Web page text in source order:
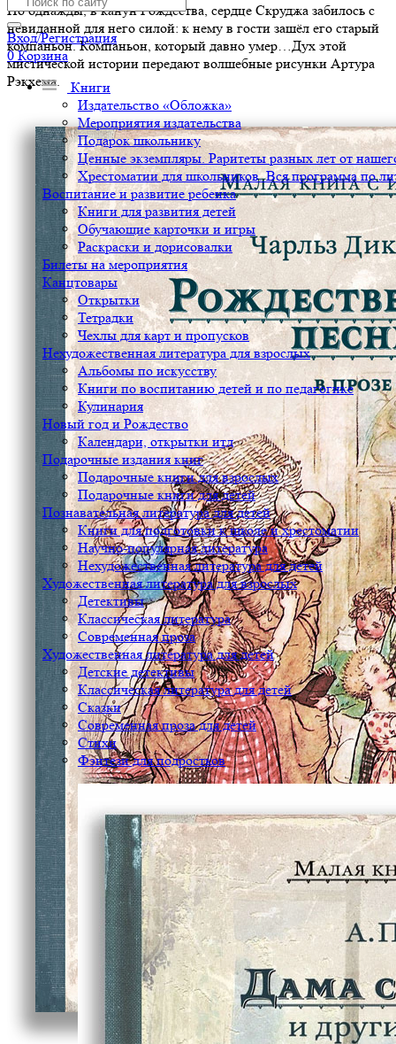
Вход/Регистрация
0 Корзина
Книги
Издательство «Обложка»
Мероприятия издательства
Подарок школьнику
Ценные экземпляры. Раритеты разных лет от
Хрестоматии для школьников. Вся программа по
Воспитание и развитие ребенка
Книги для развития детей
Обучающие карточки и игры
Раскраски и дорисовалки
Билеты на мероприятия
Канцтовары
Открытки
Тетрадки
Чехлы для карт и пропусков
Нехудожественная литература для взрослых
Альбомы по искусству
Книги по воспитанию детей и по педагогике
Кулинария
Новый год и Рождество
Календари, открытки итд
Подарочные издания книг
Подарочные книги для взрослых
Подарочные книги для детей
Познавательная литература для детей
Книги для подготовки к школе и хрестоматии
Научно-популярная литература
Нехудожественная литература для детей
Художественная литература для взрослых
Детективы
Классическая литература
Современная проза
Художественная литература для детей
Детские детективы
Классическая литература для детей
Сказки
Современная проза для детей
Стихи
Фэнтези для подростков
Но однажды, в канун Рождества, сердце Скруджа забилось с
невиданной для него силой: к нему в гости зашёл его старый
компаньон. Компаньон, который давно умер…Дух этой
мистической истории передают волшебные рисунки Артура
Рэкхема.